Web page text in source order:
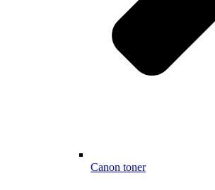
Canon toner